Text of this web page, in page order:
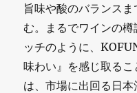
旨味や酸のバランス
む。まるでワインの
ッチのように、
味わい』を感じ取る
は、市場に出回る日本